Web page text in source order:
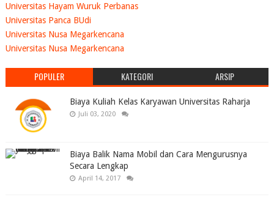
Universitas Hayam Wuruk Perbanas
Universitas Panca BUdi
Universitas Nusa Megarkencana
Universitas Nusa Megarkencana
POPULER KATEGORI ARSIP
Biaya Kuliah Kelas Karyawan Universitas Raharja
Juli 03, 2020
Biaya Balik Nama Mobil dan Cara Mengurusnya
Secara Lengkap
April 14, 2017